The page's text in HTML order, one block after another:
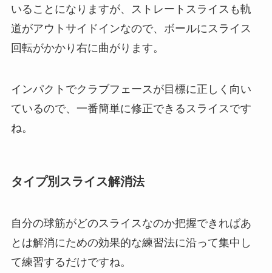
いることになりますが、ストレートスライスも軌
道がアウトサイドインなので、ボールにスライス
回転がかかり右に曲がります。
インパクトでクラブフェースが目標に正しく向い
ているので、一番簡単に修正できるスライスです
ね。
タイプ別スライス解消法
自分の球筋がどのスライスなのか把握できればあ
とは解消にための効果的な練習法に沿って集中し
て練習するだけですね。